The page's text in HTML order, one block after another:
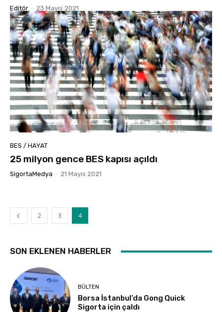
Editör - 23 Mayıs 2021
BES / HAYAT
25 milyon gence BES kapısı açıldı
SigortaMedya - 21 Mayıs 2021
2 3 4
SON EKLENEN HABERLER
BÜLTEN
Borsa İstanbul’da Gong Quick
Sigorta için çaldı